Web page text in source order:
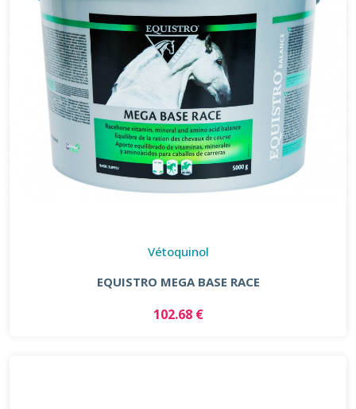
Vétoquinol
EQUISTRO MEGA BASE RACE
102.68 €